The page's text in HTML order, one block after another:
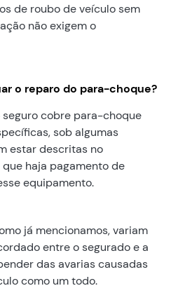
de roubo de veículo sem
não exigem o
o reparo do para-choque?
seguro cobre para-choque
sob algumas
estar descritas no
haja pagamento de
equipamento.
já mencionamos, variam
entre o segurado e a
das avarias causadas
como um todo.